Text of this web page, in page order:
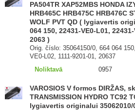
PA504TR XAP52MBS HONDA
HRB465C HRB475C HRB476C
WOLF PVT QD ( lygiavertis
064 150, 22431-VE0-L01,
2063 )
Orig. číslo: 35064150/0, 664 064
VE0-L02, 1111-9201-01, 20637
Noliktavā
0957
VAROSIOS V formos DIRŽAS,
TRANSMISSION HYDRO TC92
lygiavertis originalui 35062010/